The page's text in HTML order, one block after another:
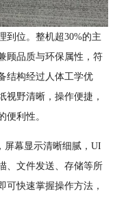
到位。整机超30%的主
顾品质与环保属性，符
结构经过人体工学优
视野清晰，操作便捷，
便利性。
屏幕显示清晰细腻，UI
、文件发送、存储等所
可快速掌握操作方法，